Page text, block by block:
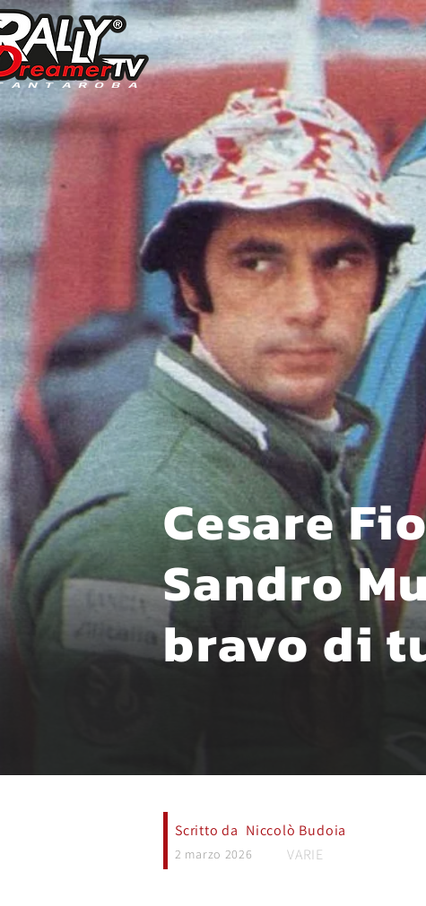
Scritto da Niccolò Budoia
2 marzo 2026 VARIE
Cesare
Sandro
bravo di